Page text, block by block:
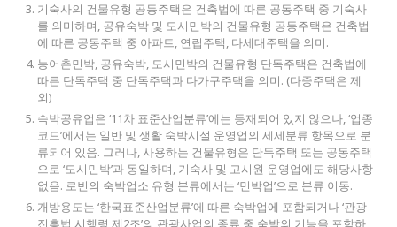
기숙사의 건물유형 공동주택은 건축법에 따른 공동주택 중 기숙사
를 의미하며, 공유숙박 및 도시민박의 건물유형 공동주택은 건축법
에 따른 공동주택 중 아파트, 연립주택, 다세대주택을 의미.
농어촌민박, 공유숙박, 도시민박의 건물유형 단독주택은 건축법에
따른 단독주택 중 단독주택과 다가구주택을 의미. (다중주택은 제
외)
숙박공유업은 ‘11차 표준산업분류’에는 등재되어 있지 않으나, ‘업종
코드’에서는 일반 및 생활 숙박시설 운영업의 세세분류 항목으로 분
류되어 있음. 그러나, 사용하는 건물유형은 단독주택 또는 공동주택
으로 ‘도시민박’과 동일하며, 기숙사 및 고시원 운영업에도 해당사항
없음. 로빈의 숙박업소 유형 분류에서는 ‘민박업’으로 분류 이동.
개방용도는 ‘한국표준산업분류’에 따른 숙박업에 포함되거나 ‘관광
진흥법 시행령 제2조’의 관광사업의 종류 중 숙박의 기능을 포함하